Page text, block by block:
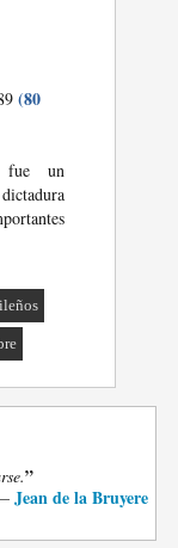
(80
fue un
”
Jean de la Bruyere